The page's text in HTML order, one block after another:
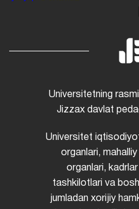
Universitetning
Jizzax davlat
Universitet
organlari,
organlari,
tashkilotlari va
jumladan xorijiy